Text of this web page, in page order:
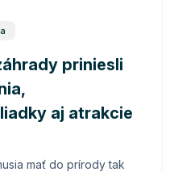
priniesli
aj atrakcie
mať do prírody tak